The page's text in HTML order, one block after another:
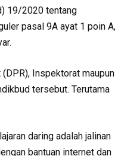
19/2020 tentang
pasal 9A ayat 1 poin A,
Inspektorat maupun
tersebut. Terutama
daring adalah jalinan
bantuan internet dan